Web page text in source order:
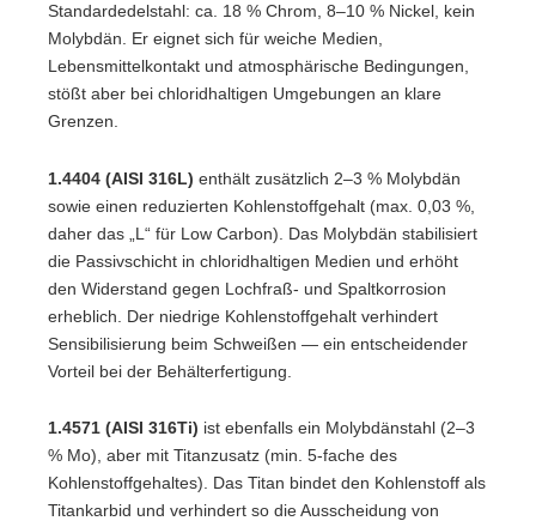
Standardedelstahl: ca. 18 % Chrom, 8–10 % Nickel, kein
Molybdän. Er eignet sich für weiche Medien,
Lebensmittelkontakt und atmosphärische Bedingungen,
stößt aber bei chloridhaltigen Umgebungen an klare
Grenzen.
1.4404 (AISI 316L) enthält zusätzlich 2–3 % Molybdän
sowie einen reduzierten Kohlenstoffgehalt (max. 0,03 %,
daher das „L“ für Low Carbon). Das Molybdän stabilisiert
die Passivschicht in chloridhaltigen Medien und erhöht
den Widerstand gegen Lochfraß- und Spaltkorrosion
erheblich. Der niedrige Kohlenstoffgehalt verhindert
Sensibilisierung beim Schweißen — ein entscheidender
Vorteil bei der Behälterfertigung.
1.4571 (AISI 316Ti) ist ebenfalls ein Molybdänstahl (2–3
% Mo), aber mit Titanzusatz (min. 5-fache des
Kohlenstoffgehaltes). Das Titan bindet den Kohlenstoff als
Titankarbid und verhindert so die Ausscheidung von